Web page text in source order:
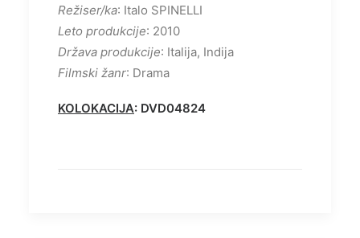
Režiser/ka: Italo SPINELLI
Leto produkcije: 2010
Država produkcije: Italija, Indija
Filmski žanr: Drama
KOLOKACIJA: DVD04824